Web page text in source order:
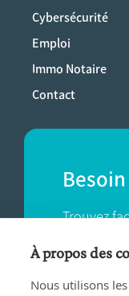
Cybersécurité
Emploi
Immo Notaire
Contact
Trouvez
près de
TROUVER
À propos des
Nous utilisons